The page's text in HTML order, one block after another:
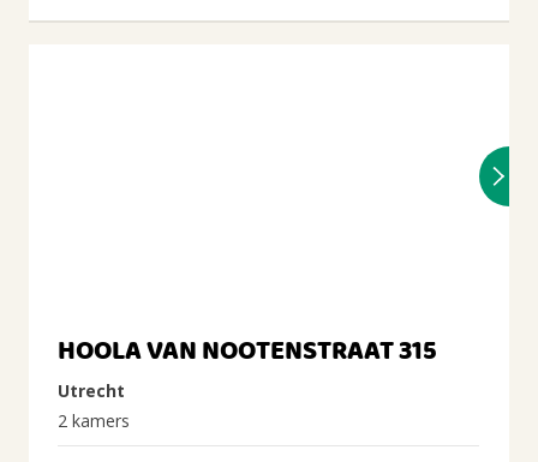
HOOLA VAN NOOTENSTRAAT 315
Utrecht
2 kamers